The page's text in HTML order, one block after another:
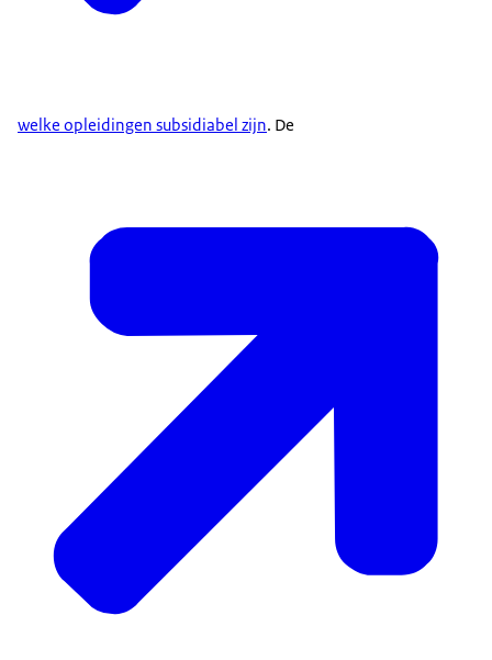
welke opleidingen subsidiabel zijn. De